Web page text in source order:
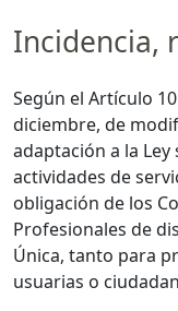
Incidencia,
Según el Artículo
diciembre, de
adaptación a la Ley
actividades de
obligación de los
Profesionales de
Única, tanto para
usuarias o